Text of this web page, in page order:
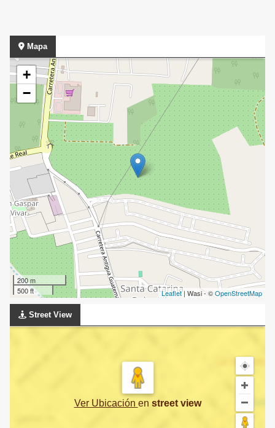
Mapa
+
−
200 m
500 ft
Leaflet| Wasi - ©OpenStreetMap
Street View
Ver Ubicación en street view